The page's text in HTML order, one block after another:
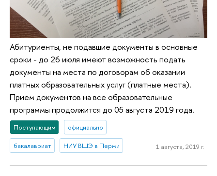
Абитуриенты, не подавшие документы в основные
сроки - до 26 июля имеют возможность подать
документы на места по договорам об оказании
платных образовательных услуг (платные места).
Прием документов на все образовательные
программы продолжится до 05 августа 2019 года.
Поступающим официально
бакалавриат НИУ ВШЭ в Перми 1 августа, 2019 г.